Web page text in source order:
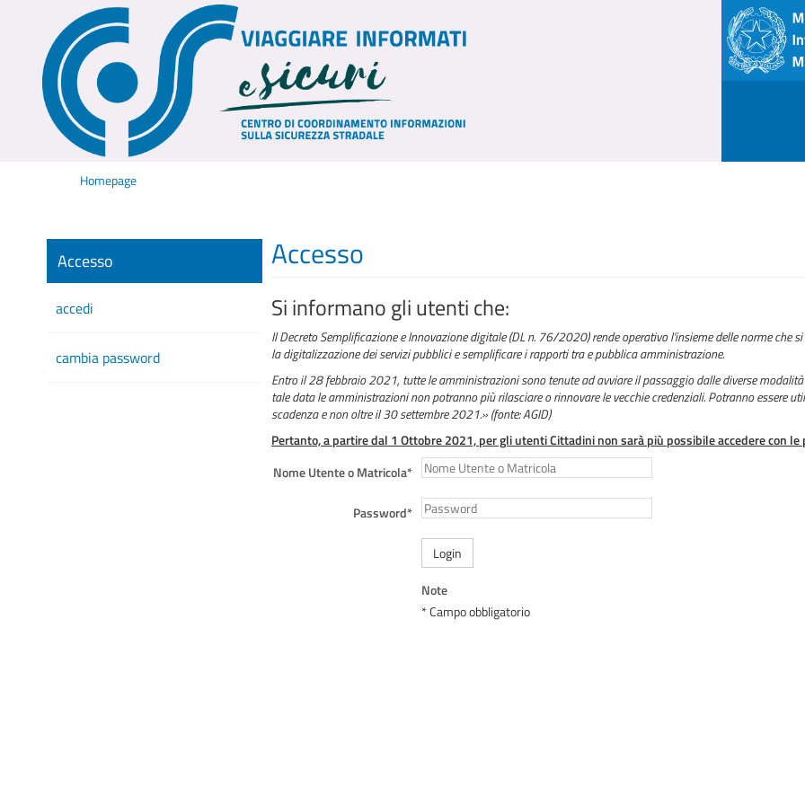
Homepage
Accesso
accedi
cambia password
Accesso
Si informano gli utenti che:
Il Decreto Semplificazione e Innovazione digitale (DL n. 76/2020) rende operativo l'insieme delle norme che
la digitalizzazione dei servizi pubblici e semplificare i rapporti tra e pubblica amministrazione.
Entro il 28 febbraio 2021, tutte le amministrazioni sono tenute ad avviare il passaggio dalle diverse
tale data le amministrazioni non potranno più rilasciare o rinnovare le vecchie credenziali. Potranno essere
scadenza e non oltre il 30 settembre 2021.» (fonte: AGID)
Pertanto, a partire dal 1 Ottobre 2021, per gli utenti Cittadini non sarà più possibile accedere con
Nome Utente o Matricola*
Password*
Login
Note
* Campo obbligatorio